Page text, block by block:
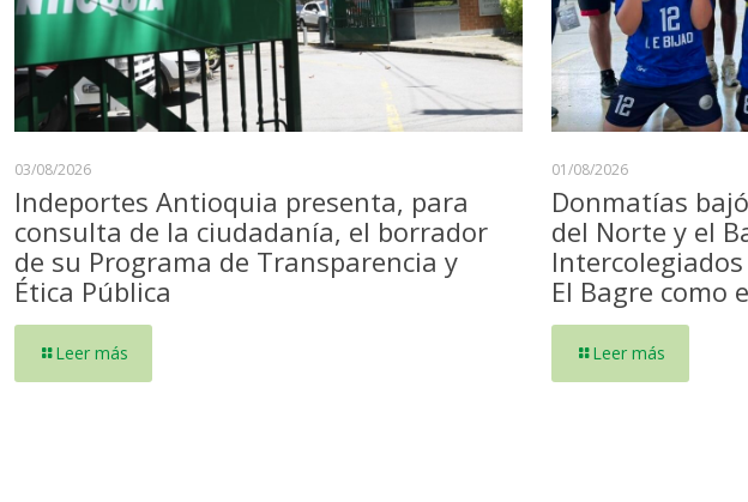
03/08/2026
Indeportes Antioquia presenta, para
consulta de la ciudadanía, el borrador
de su Programa de Transparencia y
Ética Pública
Leer más
01/08/2026
Donmatías
del Norte y el
El Bagre como
Leer más